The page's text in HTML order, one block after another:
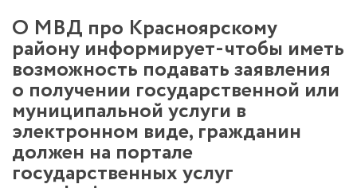
О МВД про Красноярскому
району информирует-чтобы иметь
возможность подавать заявления
о получении государственной или
муниципальной услуги в
электронном виде, гражданин
должен на портале
государственных услуг